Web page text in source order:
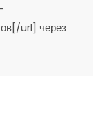
url] через